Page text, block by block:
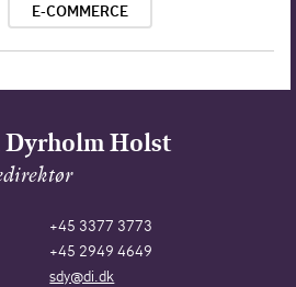
E-COMMERCE
Dyrholm Holst
+45 3377 3773
+45 2949 4649
sdy@di.dk